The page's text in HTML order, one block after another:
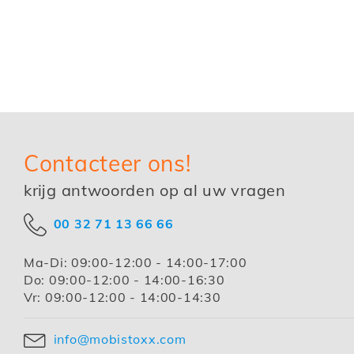
Contacteer ons!
krijg antwoorden op al uw vragen
00 32 71 13 66 66
Ma-Di: 09:00-12:00 - 14:00-17:00
Do: 09:00-12:00 - 14:00-16:30
Vr: 09:00-12:00 - 14:00-14:30
info@mobistoxx.com